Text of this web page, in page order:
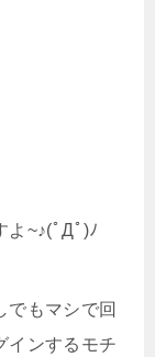
よ~♪(ﾟДﾟ)ﾉ
でもマシで回
インするモチ